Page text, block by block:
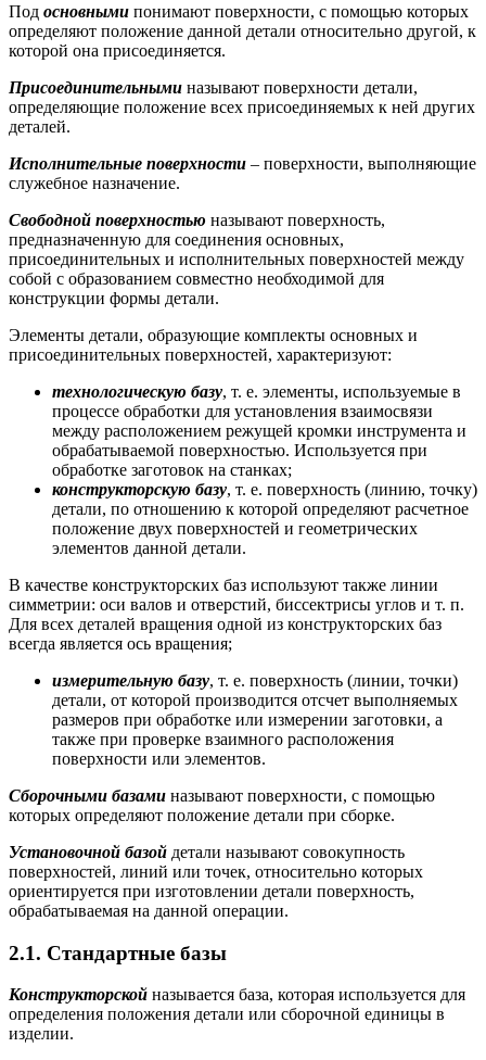
Под основными понимают поверхности, с помощью которых
определяют положение данной детали относительно другой, к
которой она присоединяется.
Присоединительными называют поверхности детали,
определяющие положение всех присоединяемых к ней других
деталей.
Исполнительные поверхности – поверхности, выполняющие
служебное назначение.
Свободной поверхностью называют поверхность,
предназначенную для соединения основных,
присоединительных и исполнительных поверхностей между
собой с образованием совместно необходимой для
конструкции формы детали.
Элементы детали, образующие комплекты основных и
присоединительных поверхностей, характеризуют:
технологическую базу, т. е. элементы, используемые в
процессе обработки для установления взаимосвязи
между расположением режущей кромки инструмента и
обрабатываемой поверхностью. Используется при
обработке заготовок на станках;
конструкторскую базу, т. е. поверхность (линию, точку)
детали, по отношению к которой определяют расчетное
положение двух поверхностей и геометрических
элементов данной детали.
В качестве конструкторских баз используют также линии
симметрии: оси валов и отверстий, биссектрисы углов и т. п.
Для всех деталей вращения одной из конструкторских баз
всегда является ось вращения;
измерительную базу, т. е. поверхность (линии, точки)
детали, от которой производится отсчет выполняемых
размеров при обработке или измерении заготовки, а
также при проверке взаимного расположения
поверхности или элементов.
Сборочными базами называют поверхности, с помощью
которых определяют положение детали при сборке.
Установочной базой детали называют совокупность
поверхностей, линий или точек, относительно которых
ориентируется при изготовлении детали поверхность,
обрабатываемая на данной операции.
2.1. Стандартные базы
Конструкторской называется база, которая используется для
определения положения детали или сборочной единицы в
изделии.